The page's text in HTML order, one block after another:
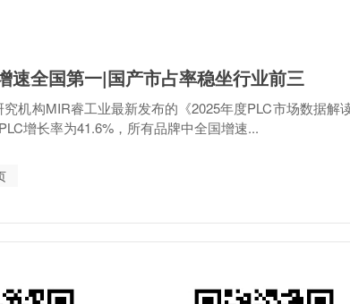
速全国第一|国产市占率稳坐行业前三
机构MIR睿工业最新发布的《2025年度PLC市场数据解
增长率为41.6%，所有品牌中全国增速...